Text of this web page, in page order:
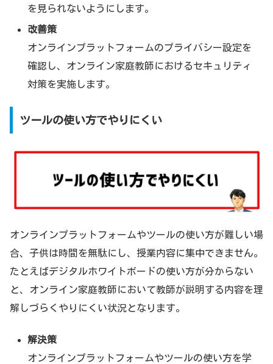
を見られないようにします。
改善策
オンラインプラットフォームのプライバシー設定を
確認し、オンライン家庭教師におけるセキュリティ
対策を実施します。
ツールの使い方でやりにくい
オンラインプラットフォームやツールの使い方が難しい場
合、子供は時間を無駄にし、授業内容に集中できません。
たとえばデジタルホワイトボードの使い方が分からない
と、オンライン家庭教師において教師が説明する内容を理
解しづらくやりにくい状況となります。
解決策
オンラインプラットフォームやツールの使い方を学